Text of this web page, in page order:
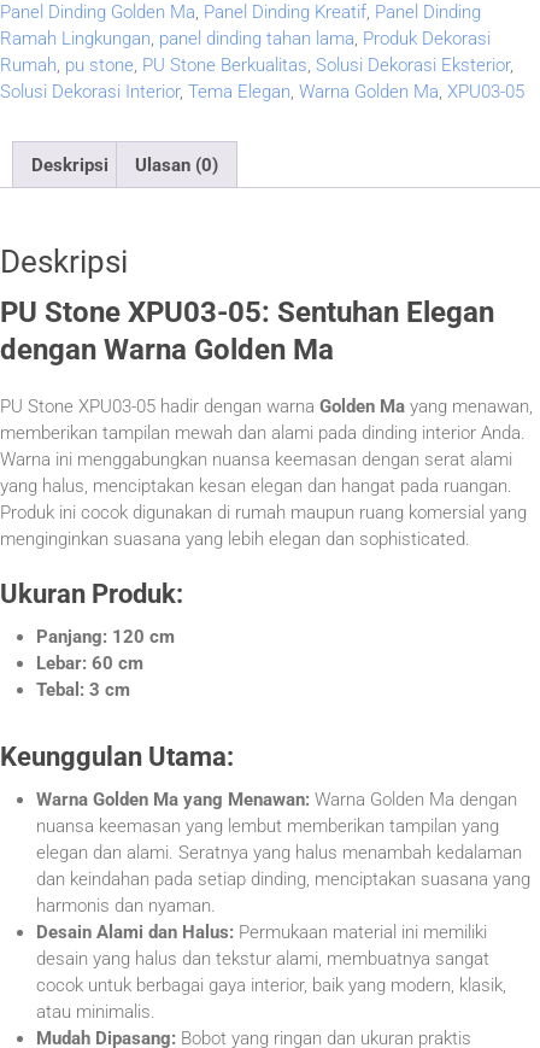
Panel Dinding Golden Ma, Panel Dinding Kreatif, Panel Dinding
Ramah Lingkungan, panel dinding tahan lama, Produk Dekorasi
Rumah, pu stone, PU Stone Berkualitas, Solusi Dekorasi Eksterior,
Solusi Dekorasi Interior, Tema Elegan, Warna Golden Ma, XPU03-05
Deskripsi Ulasan (0)
Deskripsi
PU Stone XPU03-05: Sentuhan Elegan
dengan Warna Golden Ma
PU Stone XPU03-05 hadir dengan warna Golden Ma yang menawan,
memberikan tampilan mewah dan alami pada dinding interior Anda.
Warna ini menggabungkan nuansa keemasan dengan serat alami
yang halus, menciptakan kesan elegan dan hangat pada ruangan.
Produk ini cocok digunakan di rumah maupun ruang komersial yang
menginginkan suasana yang lebih elegan dan sophisticated.
Ukuran Produk:
Panjang: 120 cm
Lebar: 60 cm
Tebal: 3 cm
Keunggulan Utama:
Warna Golden Ma yang Menawan: Warna Golden Ma dengan
nuansa keemasan yang lembut memberikan tampilan yang
elegan dan alami. Seratnya yang halus menambah kedalaman
dan keindahan pada setiap dinding, menciptakan suasana yang
harmonis dan nyaman.
Desain Alami dan Halus: Permukaan material ini memiliki
desain yang halus dan tekstur alami, membuatnya sangat
cocok untuk berbagai gaya interior, baik yang modern, klasik,
atau minimalis.
Mudah Dipasang: Bobot yang ringan dan ukuran praktis